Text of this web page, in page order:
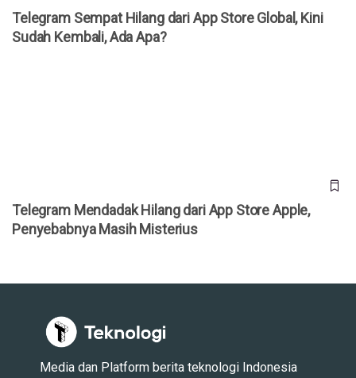
Telegram Sempat Hilang dari App Store Global, Kini
Sudah Kembali, Ada Apa?
Telegram Mendadak Hilang dari App Store Apple,
Penyebabnya Masih Misterius
Media dan Platform berita teknologi Indonesia